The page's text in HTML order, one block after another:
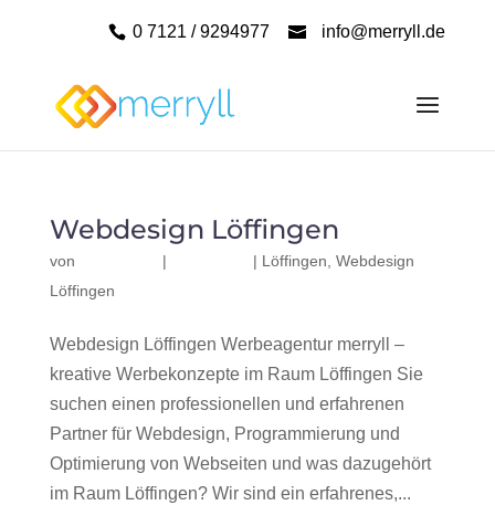
0 7121 / 9294977 info@merryll.de
Webdesign Löffingen
von | | Löffingen Webdesign
Löffingen
Webdesign Löffingen Werbeagentur merryll –
kreative Werbekonzepte im Raum Löffingen Sie
suchen einen professionellen und erfahrenen
Partner für Webdesign, Programmierung und
Optimierung von Webseiten und was dazugehört
im Raum Löffingen? Wir sind ein erfahrenes,...